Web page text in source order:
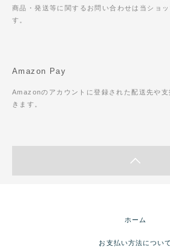
商品・発送等に関するお問い合わせは当ショ
す。
Amazon Pay
Amazonのアカウントに登録された配送先や
きます。
ホーム
お支払い方法について